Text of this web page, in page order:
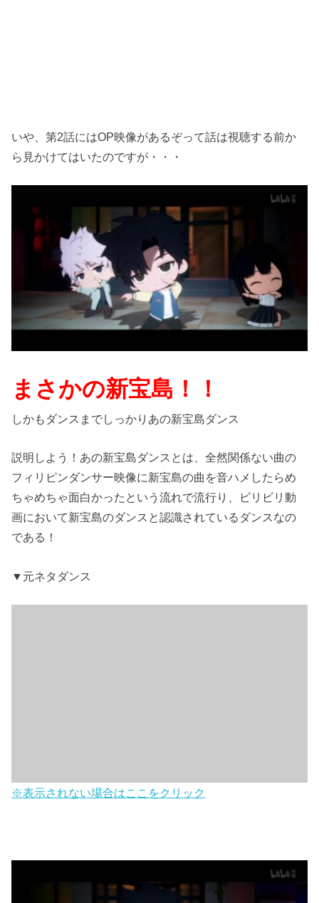
いや、第2話にはOP映像があるぞって話は視聴する前か
ら見かけてはいたのですが・・・
まさかの新宝島！！
しかもダンスまでしっかりあの新宝島ダンス
説明しよう！あの新宝島ダンスとは、全然関係ない曲の
フィリピンダンサー映像に新宝島の曲を音ハメしたらめ
ちゃめちゃ面白かったという流れで流行り、ビリビリ動
画において新宝島のダンスと認識されているダンスなの
である！
▼元ネタダンス
※表示されない場合はここをクリック